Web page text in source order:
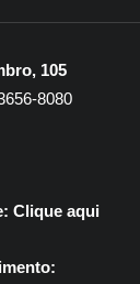
105
8080
Clique aqui